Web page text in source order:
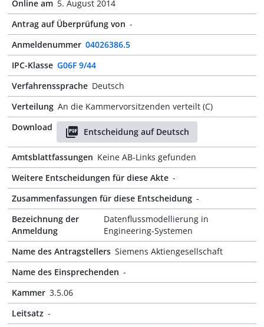
Online am 5. August 2014
Antrag auf Überprüfung von -
Anmeldenummer 04026386.5
IPC-Klasse G06F 9/44
Verfahrenssprache Deutsch
Verteilung An die Kammervorsitzenden verteilt (C)
Download
Entscheidung auf Deutsch
Amtsblattfassungen Keine AB-Links gefunden
Weitere Entscheidungen für diese Akte -
Zusammenfassungen für diese Entscheidung -
Bezeichnung der
Anmeldung
Datenflussmodellierung in
Engineering-Systemen
Name des Antragstellers Siemens Aktiengesellschaft
Name des Einsprechenden -
Kammer 3.5.06
Leitsatz -